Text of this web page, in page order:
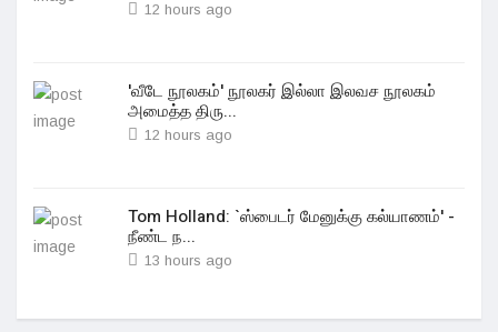
12 hours ago
'வீடே நூலகம்' நூலகர் இல்லா இலவச நூலகம்
அமைத்த திரு...
12 hours ago
Tom Holland: `ஸ்பைடர் மேனுக்கு கல்யாணம்' -
நீண்ட ந...
13 hours ago